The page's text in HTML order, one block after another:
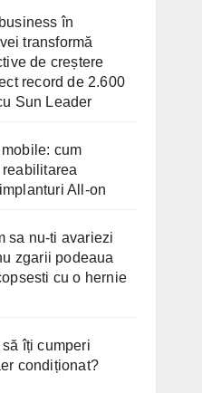
în
transformă
de creștere
record de 2.600
Sun Leader
cum
All-on
sa nu-ti avariezi
zgarii podeaua
cu o hernie
îți cumperi
condiționat?